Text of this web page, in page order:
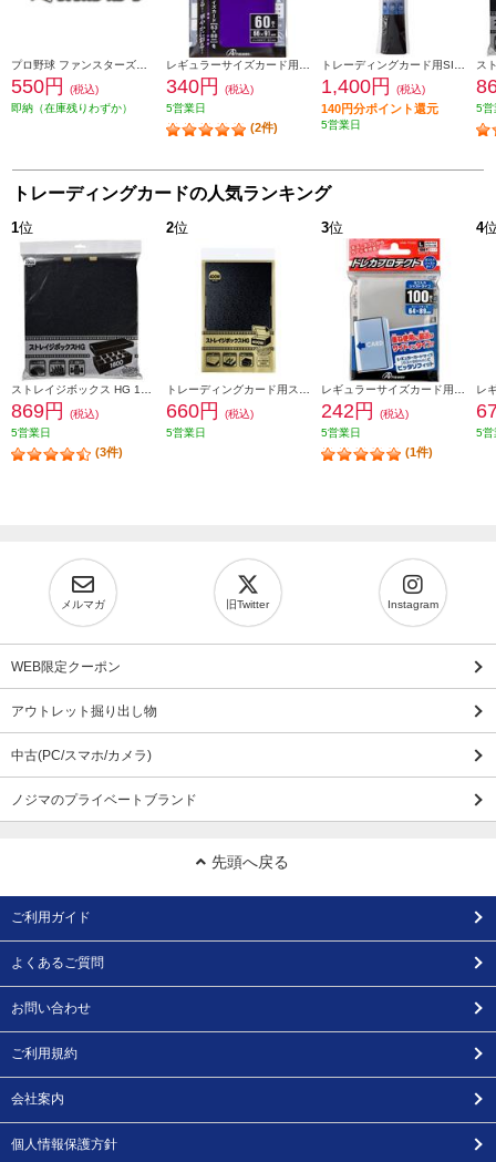
550円
(税込)
即納（在庫残りわずか）
340円
(税込)
5営業日
(2件)
1,400円 (税込)
140円分ポイント還元
5営業日
5営
トレーディングカードの人気ランキング
1位
869円
(税込)
5営業日
(3件)
2位
660円
(税込)
5営業日
3位
242円
(税込)
5営業日
(1件)
4
5営
メルマガ 旧Twitter Instagram
WEB限定クーポン
アウトレット掘り出し物
中古(PC/スマホ/カメラ)
ノジマのプライベートブランド
先頭へ戻る
ご利用ガイド
よくあるご質問
お問い合わせ
ご利用規約
会社案内
個人情報保護方針